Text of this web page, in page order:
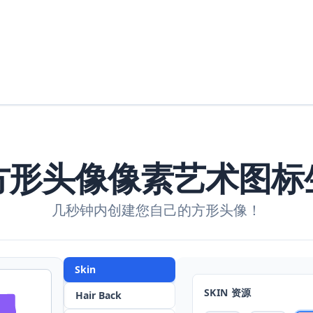
头像像素艺术图
几秒钟内创建您自己的方形头像！
Skin
Hair Back
SKIN 资源